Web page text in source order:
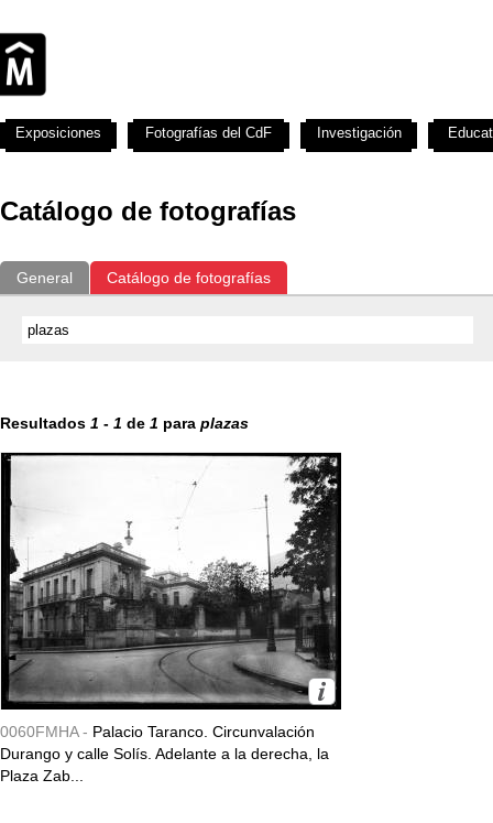
Catálogo de fotografías
General Catálogo de fotografías
Resultados 1 - 1 de 1 para plazas
0060FMHA - Palacio Taranco. Circunvalación
Durango y calle Solís. Adelante a la derecha, la
Plaza Zab...
Exposiciones Fotografías del CdF Investigación